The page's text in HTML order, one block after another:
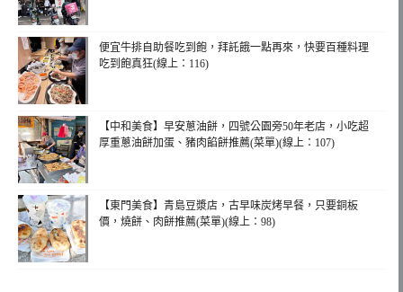
便宜牛排自助餐吃到飽，拜託餓一點再來，快要百種料理
吃到飽真狂(線上：116)
【中和美食】早安蔥油餅，四號公園旁50年老店，小吃超
厚重蔥油餅加蛋、豬肉餡餅推薦(菜單)(線上：107)
【東門美食】青島豆漿店，古早味炭烤早餐，只要銅板
價，燒餅、肉餅推薦(菜單)(線上：98)